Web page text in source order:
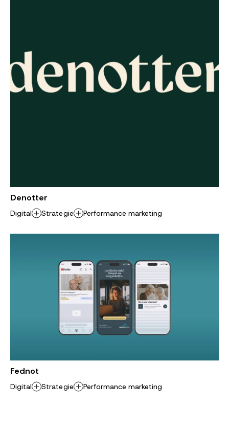
Denotter
Digital Strategie Performance marketing
Fednot
Digital Strategie Performance marketing